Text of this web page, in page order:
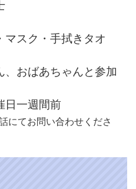
マスク・手拭きタオ
、おばあちゃんと参加
日一週間前
にてお問い合わせくださ